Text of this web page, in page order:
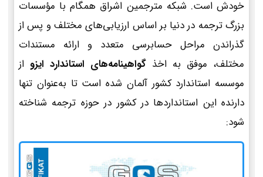
خودش است. شبکه مترجمین اشراق همگام با مؤسسات
بزرگ ترجمه در دنیا بر اساس ارزیابی‌های مختلف و پس از
گذراندن مراحل حسابرسی متعدد و ارائه مستندات
مختلف، موفق به اخذ گواهینامه‌های استاندارد ایزو از
موسسه استاندارد کشور آلمان شده است تا به‌عنوان تنها
دارنده این استانداردها در کشور در حوزه ترجمه شناخته
شود: